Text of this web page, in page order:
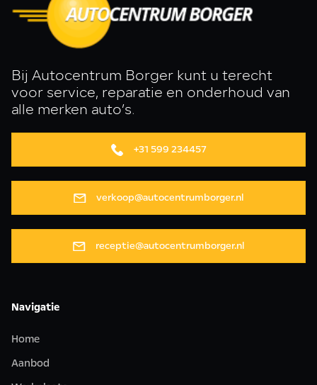
Bij Autocentrum Borger kunt u terecht
voor service, reparatie en onderhoud van
alle merken auto’s.
+31 599 234457
verkoop@autocentrumborger.nl
receptie@autocentrumborger.nl
Navigatie
Home
Aanbod